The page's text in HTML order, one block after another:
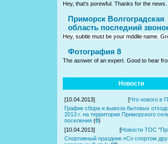
Hey, that's porewful. Thanks for the news.
Приморск Волгоградская
область последний
Hey, subtle must be your mddlie name.
Фотография 8
The asnwer of an expert. Good to hear
Новости
[10.04.2013] [Что нового в
График сбора и вывоза бытовых
2013 г. на территории Приморского
поселения (0)
[10.04.2013]
[Новости ТОС
Спортивный праздник «Со спортом